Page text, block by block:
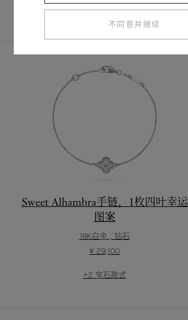
完整套装 探索其他作品
Sweet Alhambra手链，1枚四叶幸运
图案
18K白金 , 钻石
¥ 29,100
+2 宝石款式
不同意并继续